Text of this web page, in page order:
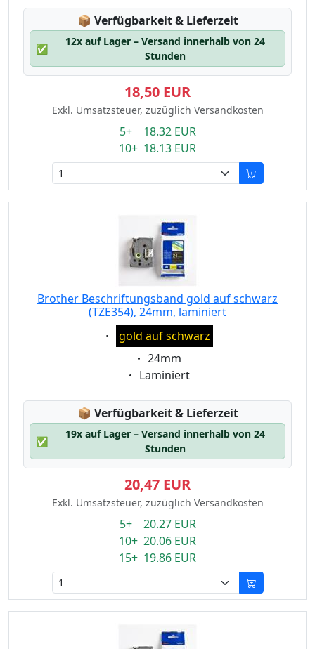
📦 Lagerstatus:
Verfügbarkeit & Lieferzeit
✅
12x auf Lager – Versand innerhalb von 24
Stunden
18,50 EUR
Exkl. Umsatzsteuer, zuzüglich Versandkosten
5+ 18.32 EUR
10+ 18.13 EUR
Brother Beschriftungsband gold auf schwarz
(TZE354), 24mm, laminiert
Eigenschaft:
gold auf schwarz
Eigenschaft:
24mm
Eigenschaft:
Laminiert
📦 Lagerstatus:
Verfügbarkeit & Lieferzeit
✅
19x auf Lager – Versand innerhalb von 24
Stunden
20,47 EUR
Exkl. Umsatzsteuer, zuzüglich Versandkosten
5+ 20.27 EUR
10+ 20.06 EUR
15+ 19.86 EUR